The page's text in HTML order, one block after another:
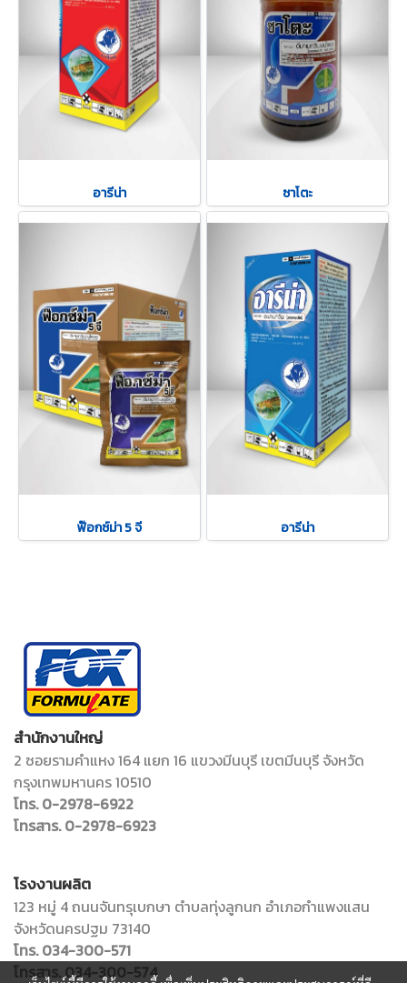
อารีน่า ซาโตะ
ฟ๊อกซ์ม่า 5 จี อารีน่า
สำนักงานใหญ่
2 ซอยรามคำแหง 164 แยก 16 แขวงมีนบุรี เขตมีนบุรี จังหวัด
กรุงเทพมหานคร 10510
โทร. 0-2978-6922
โทรสาร. 0-2978-6923
โรงงานผลิต
123 หมู่ 4 ถนนจันทรุเบกษา ตำบลทุ่งลูกนก อำเภอกำแพงแสน
จังหวัดนครปฐม 73140
โทร. 034-300-571
โทรสาร. 034-300-574